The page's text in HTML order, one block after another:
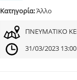
Κατηγορία:Άλλο
ΠΝΕΥΜΑΤΙΚΟ
31/03/2023